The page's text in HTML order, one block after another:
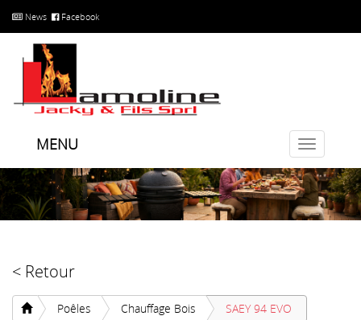
News Facebook
Toggle
MENU
< Retour
Poêles Chauffage Bois SAEY 94 EVO